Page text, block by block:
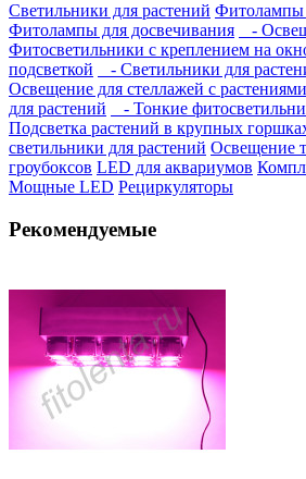
Светильники для растений Фитолампы
Фитолампы для досвечивания
-
Фитосветильники с креплением на
подсветкой
- Светильники для
Освещение для стеллажей с растениями
для растений
- Тонкие
Подсветка растений в крупных
светильники для растений Освещение
гроубоксов LED для аквариумов
Мощные LED Рециркуляторы
Рекомендуемые